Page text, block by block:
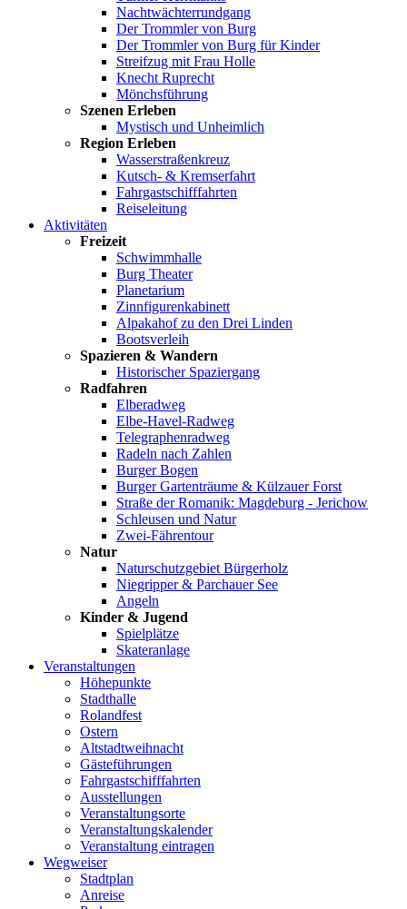
Nachtwächterrundgang
Der Trommler von Burg
Der Trommler von Burg für Kinder
Streifzug mit Frau Holle
Knecht Ruprecht
Mönchsführung
Szenen Erleben
Mystisch und Unheimlich
Region Erleben
Wasserstraßenkreuz
Kutsch- & Kremserfahrt
Fahrgastschifffahrten
Reiseleitung
Aktivitäten
Freizeit
Schwimmhalle
Burg Theater
Planetarium
Zinnfigurenkabinett
Alpakahof zu den Drei Linden
Bootsverleih
Spazieren & Wandern
Historischer Spaziergang
Radfahren
Elberadweg
Elbe-Havel-Radweg
Telegraphenradweg
Radeln nach Zahlen
Burger Bogen
Burger Gartenträume & Külzauer Forst
Straße der Romanik: Magdeburg - Jerichow
Schleusen und Natur
Zwei-Fährentour
Natur
Naturschutzgebiet Bürgerholz
Niegripper & Parchauer See
Angeln
Kinder & Jugend
Spielplätze
Skateranlage
Veranstaltungen
Höhepunkte
Stadthalle
Rolandfest
Ostern
Altstadtweihnacht
Gästeführungen
Fahrgastschifffahrten
Ausstellungen
Veranstaltungsorte
Veranstaltungskalender
Veranstaltung eintragen
Wegweiser
Stadtplan
Anreise